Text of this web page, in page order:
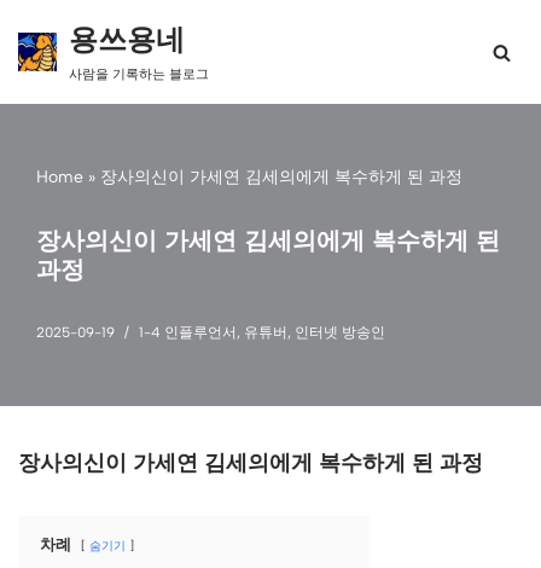
콘
용쓰용네
사람을 기록하는 블로그
Home » 장사의신이 가세연 김세의에게 복수하게 된 과정
장사의신이 가세연 김세의에게 복수하게 된
과정
2025-09-19 1-4 인플루언서 , 유튜버 , 인터넷 방송인
장사의신이 가세연 김세의에게 복수하게 된 과정
차례 숨기기